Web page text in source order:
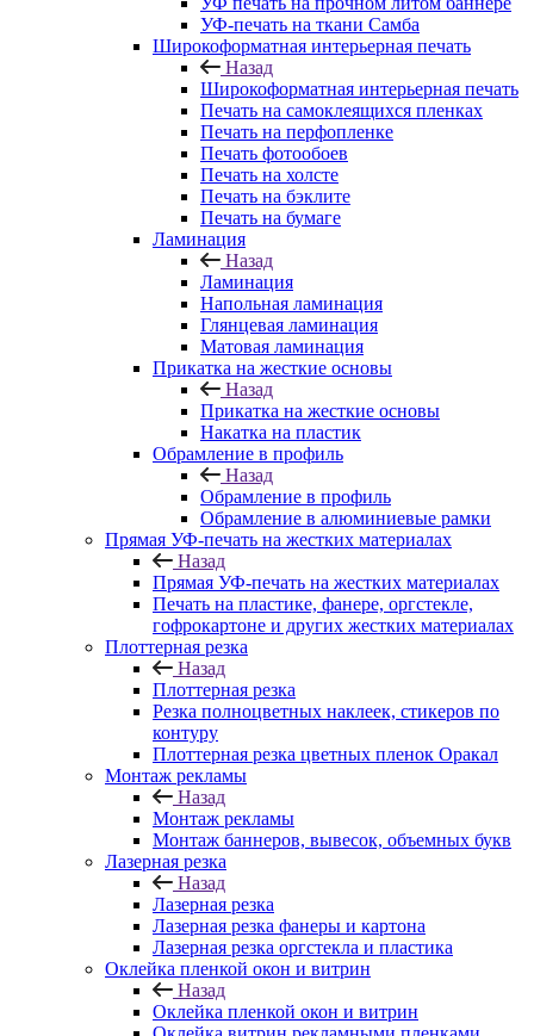
УФ-печать на ткани Самба
Широкоформатная интерьерная печать
Назад
Широкоформатная интерьерная печать
Печать на самоклеящихся пленках
Печать на перфопленке
Печать фотообоев
Печать на холсте
Печать на бэклите
Печать на бумаге
Ламинация
Назад
Ламинация
Напольная ламинация
Глянцевая ламинация
Матовая ламинация
Прикатка на жесткие основы
Назад
Прикатка на жесткие основы
Накатка на пластик
Обрамление в профиль
Назад
Обрамление в профиль
Обрамление в алюминиевые рамки
Прямая УФ-печать на жестких материалах
Назад
Прямая УФ-печать на жестких материалах
Печать на пластике, фанере, оргстекле,
гофрокартоне и других жестких материалах
Плоттерная резка
Назад
Плоттерная резка
Резка полноцветных наклеек, стикеров по
контуру
Плоттерная резка цветных пленок Оракал
Монтаж рекламы
Назад
Монтаж рекламы
Монтаж баннеров, вывесок, объемных букв
Лазерная резка
Назад
Лазерная резка
Лазерная резка фанеры и картона
Лазерная резка оргстекла и пластика
Оклейка пленкой окон и витрин
Назад
Оклейка пленкой окон и витрин